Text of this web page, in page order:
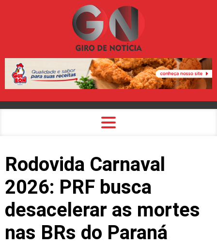
Rodovida Carnaval
2026: PRF busca
desacelerar as mortes
nas BRs do Paraná